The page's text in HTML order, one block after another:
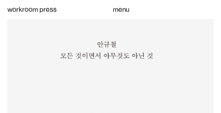
workroom press menu